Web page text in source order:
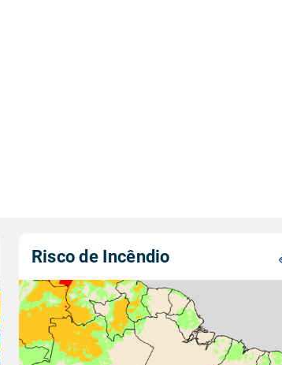
Risco de Incêndio